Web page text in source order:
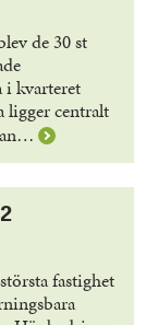
de 30 st
i kvarteret
ligger centralt
Läs
fastighet